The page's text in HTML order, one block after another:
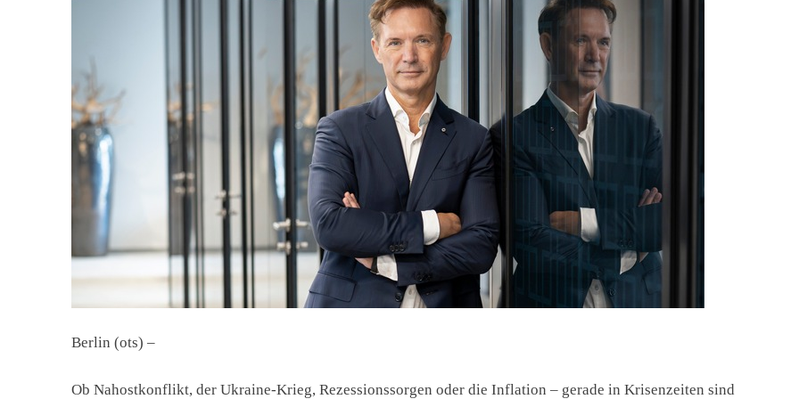
Berlin (ots) –
Ob Nahostkonflikt, der Ukraine-Krieg, Rezessionssorgen oder die Inflation – gerade in Krisenzeiten sind